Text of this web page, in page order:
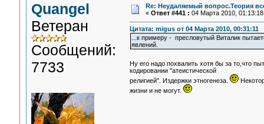
Quangel
Ветеран
Сообщений:
7733
Re: Неудаляемый вопрос.Теория
« Ответ #441 : 04 Марта 2010,
Цитата: migus от 04 Марта 2010, 00:31:11
...к примеру - пресловутый Виталик
явлений.
Ну его надо похвалить хотя бы за то,что
кодировании "атеистической
религией". Издержки этногенеза.
жизни и не могут.